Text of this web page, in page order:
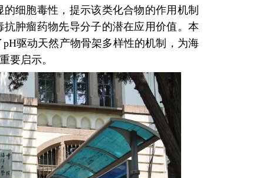
细胞毒性，提示该类化合物的作用机制
肿瘤药物先导分子的潜在应用价值。本
驱动天然产物骨架多样性的机制，为海
要启示。